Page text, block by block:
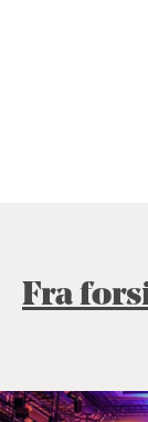
Fra